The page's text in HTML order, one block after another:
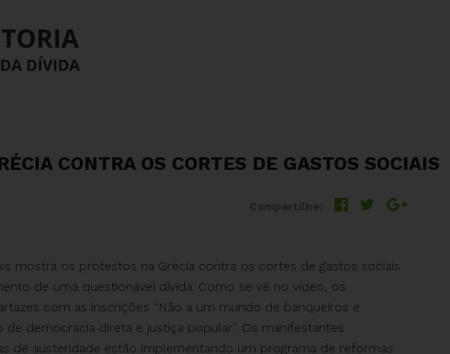
CONTRA OS CORTES DE GASTOS SOCIAIS
mostra os protestos na Grécia contra os cortes de gastos sociais
de uma questionável dívida. Como se vê no vídeo, os
com as inscrições “Não a um mundo de banqueiros e
de democracia direta e justiça popular”. Os manifestantes
de austeridade estão implementando um programa de reformas